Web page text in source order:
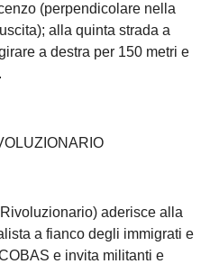
(perpendicolare nella
alla quinta strada a
a destra per 150 metri e
aderisce alla
a fianco degli immigrati e
e invita militanti e